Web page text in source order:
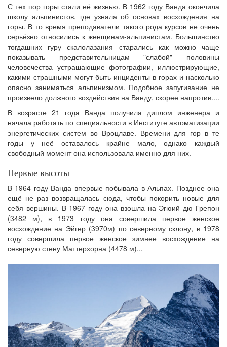
С тех пор горы стали её жизнью. В 1962 году Ванда окончила
школу альпинистов, где узнала об основах восхождения на
горы. В то время преподаватели такого рода курсов не очень
серьёзно относились к женщинам-альпинистам. Большинство
тогдашних гуру скалолазания старались как можно чаще
показывать представительницам "слабой" половины
человечества устрашающие фотографии, иллюстрирующие,
какими страшными могут быть инциденты в горах и насколько
опасно заниматься альпинизмом. Подобное запугивание не
произвело должного воздействия на Ванду, скорее напротив....
В возрасте 21 года Ванда получила диплом инженера и
начала работать по специальности в Институте автоматизации
энергетических систем во Вроцлаве. Времени для гор в те
годы у неё оставалось крайне мало, однако каждый
свободный момент она использовала именно для них.
Первые высоты
В 1964 году Ванда впервые побывала в Альпах. Позднее она
ещё не раз возвращалась сюда, чтобы покорить новые для
себя вершины. В 1967 году она взошла на Эгюий дю Грепон
(3482 м), в 1973 году она совершила первое женское
восхождение на Эйгер (3970м) по северному склону, в 1978
году совершила первое женское зимнее восхождение на
северную стену Маттерхорна (4478 м)...